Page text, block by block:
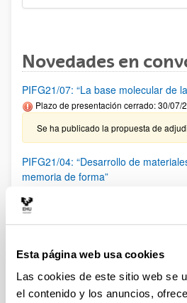
Esta página web usa cookies
Las cookies de este sitio web se
el contenido y los anuncios,
Novedades en
PIFG21/07: “La base molecular de
Plazo de presentación cerrado: 30/07/
Se ha publicado la propuesta de
PIFG21/04: “Desarrollo de
memoria de forma”
PIFG21/05: “Desarrollo de
Plazo de presentación cerrado: 27/07/
Se ha publicado la propuesta de